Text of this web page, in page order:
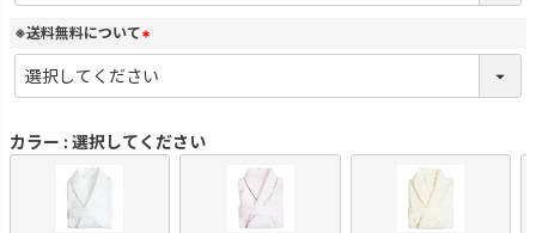
須
※送料無料について
(
必
須
カラー 選択してください